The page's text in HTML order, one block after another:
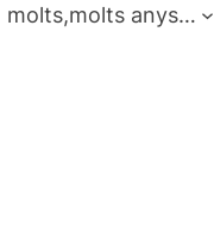
molts,molts anys…